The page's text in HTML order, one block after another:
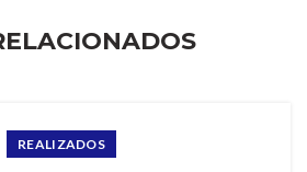
REALIZADOS